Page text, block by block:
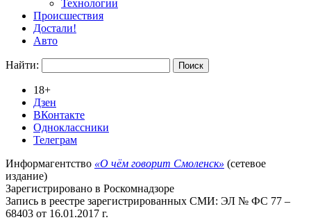
Технологии
Происшествия
Достали!
Авто
Найти:
18+
Дзен
ВКонтакте
Одноклассники
Телеграм
Информагентство «О чём говорит Смоленск» (сетевое
издание)
Зарегистрировано в Роскомнадзоре
Запись в реестре зарегистрированных СМИ: ЭЛ № ФС 77 –
68403 от 16.01.2017 г.